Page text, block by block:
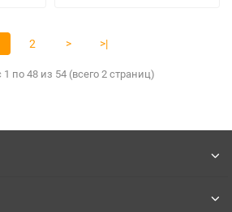
2 > >|
1 по 48 из 54 (всего 2 страниц)